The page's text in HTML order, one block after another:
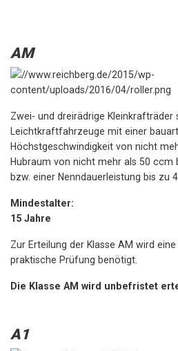
AM
Zwei- und dreirädrige Kleinkrafträder
Leichtkraftfahrzeuge mit einer
Höchstgeschwindigkeit von nicht
Hubraum von nicht mehr als 50 ccm
bzw. einer Nenndauerleistung bis zu
Mindestalter:
15 Jahre
Zur Erteilung der Klasse AM wird
praktische Prüfung benötigt.
Die Klasse AM wird unbefristet
A1